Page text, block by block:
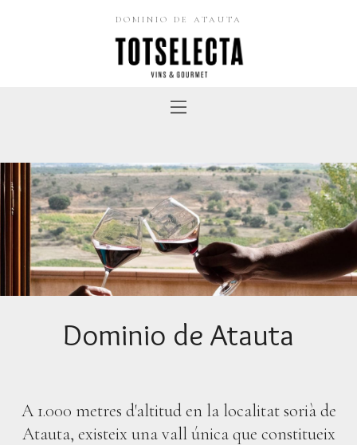
DOMINIO DE ATAUTA
Dominio de Atauta
A 1.000 metres d'altitud en la localitat sorià de
Atauta, existeix una vall única que constitueix